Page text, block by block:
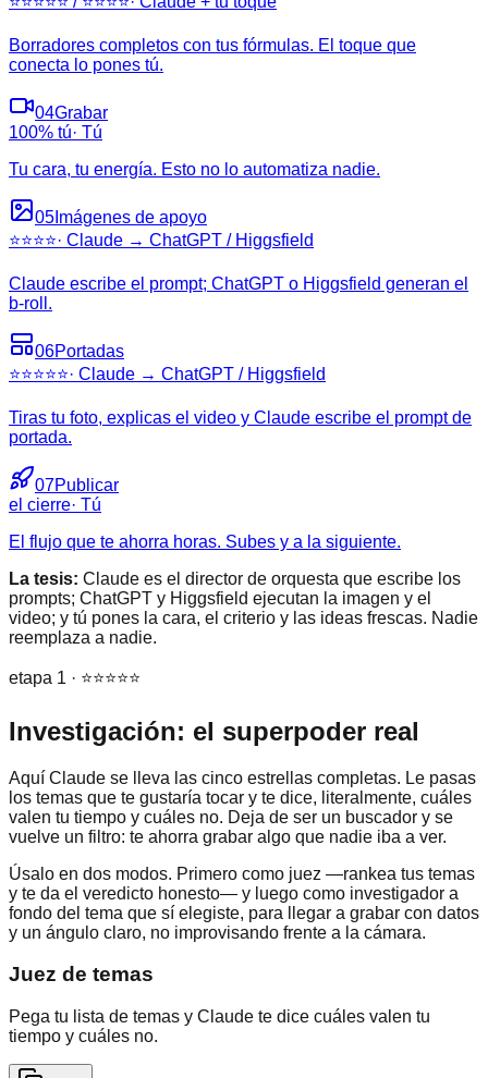
Borradores completos con tus fórmulas. El toque que
conecta lo pones tú.
04Grabar
100% tú· Tú
Tu cara, tu energía. Esto no lo automatiza nadie.
05 Imágenes de apoyo
⭐⭐⭐⭐· Claude → ChatGPT / Higgsfield
Claude escribe el prompt; ChatGPT o Higgsfield generan el
b-roll.
06Portadas
⭐⭐⭐⭐⭐· Claude → ChatGPT / Higgsfield
Tiras tu foto, explicas el video y Claude escribe el prompt de
portada.
07Publicar
el cierre· Tú
El flujo que te ahorra horas. Subes y a la siguiente.
La tesis: Claude es el director de orquesta que escribe los
prompts; ChatGPT y Higgsfield ejecutan la imagen y el
video; y tú pones la cara, el criterio y las ideas frescas. Nadie
reemplaza a nadie.
etapa 1 · ⭐⭐⭐⭐⭐
Investigación: el superpoder real
Aquí Claude se lleva las cinco estrellas completas. Le pasas
los temas que te gustaría tocar y te dice, literalmente, cuáles
valen tu tiempo y cuáles no. Deja de ser un buscador y se
vuelve un filtro: te ahorra grabar algo que nadie iba a ver.
Úsalo en dos modos. Primero como juez —rankea tus temas
y te da el veredicto honesto— y luego como investigador a
fondo del tema que sí elegiste, para llegar a grabar con datos
y un ángulo claro, no improvisando frente a la cámara.
Juez de temas
Pega tu lista de temas y Claude te dice cuáles valen tu
tiempo y cuáles no.